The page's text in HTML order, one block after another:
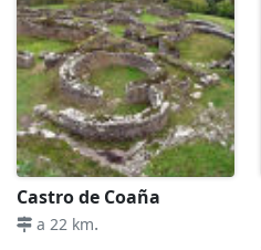
Castro de Coaña
a 22 km.